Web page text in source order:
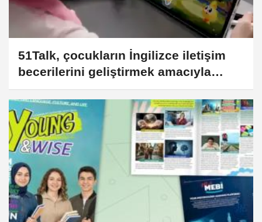
51Talk, çocukların İngilizce iletişim
becerilerini geliştirmek amacıyla
küresel müfredat güncellemesi
yaparak 15. yıl dönümünü kutladı